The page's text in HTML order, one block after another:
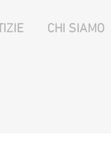
CHI SIAMO